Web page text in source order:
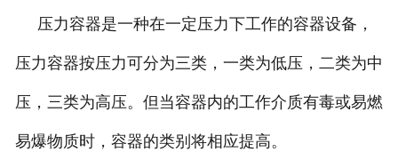
新闻中心
关于晶华
联系我们
压力容器是一种在一定压力下工作的容器设备，
压力容器按压力可分为三类，一类为低压，二类为中
压，三类为高压。但当容器内的工作介质有毒或易燃
易爆物质时，容器的类别将相应提高。